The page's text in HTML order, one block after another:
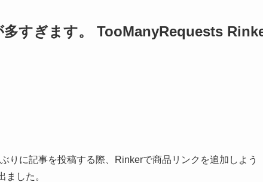
多すぎます。 TooManyRequests
りに記事を投稿する際、Rinkerで商品リンクを追加しよう
ました。